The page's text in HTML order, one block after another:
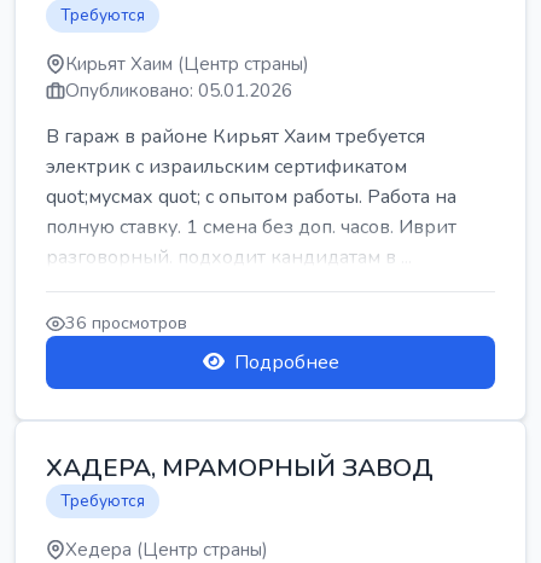
Требуются
Кирьят Хаим (Центр страны)
Опубликовано: 05.01.2026
В гараж в районе Кирьят Хаим требуется
электрик с израильским сертификатом
quot;мусмах quot; с опытом работы. Работа на
полную ставку. 1 смена без доп. часов. Иврит
разговорный. подходит кандидатам в ...
36 просмотров
Подробнее
ХАДЕРА, МРАМОРНЫЙ ЗАВОД
Требуются
Хедера (Центр страны)